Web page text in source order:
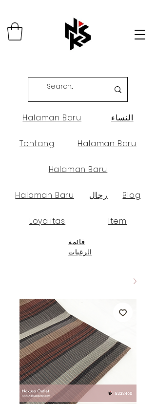
Halaman Baru النساء
Tentang Halaman Baru
Halaman Baru
Halaman Baru رجال Blog
Loyalitas Item
قائمة
الرغبات